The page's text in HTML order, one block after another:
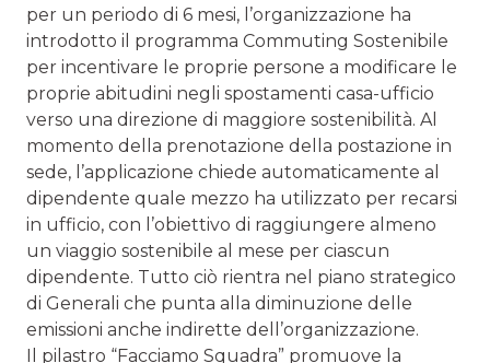
per un periodo di 6 mesi, l’organizzazione ha
introdotto il programma Commuting Sostenibile
per incentivare le proprie persone a modificare le
proprie abitudini negli spostamenti casa-ufficio
verso una direzione di maggiore sostenibilità. Al
momento della prenotazione della postazione in
sede, l’applicazione chiede automaticamente al
dipendente quale mezzo ha utilizzato per recarsi
in ufficio, con l’obiettivo di raggiungere almeno
un viaggio sostenibile al mese per ciascun
dipendente. Tutto ciò rientra nel piano strategico
di Generali che punta alla diminuzione delle
emissioni anche indirette dell’organizzazione.
Il pilastro “Facciamo Squadra” promuove la